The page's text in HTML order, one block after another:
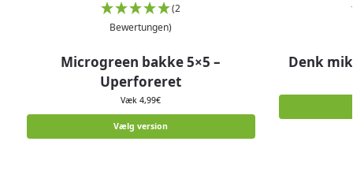
(2
Bewertungen)
Microgreen bakke 5×5 –
Uperforeret
Væk4,99€
Vælg version
Denk